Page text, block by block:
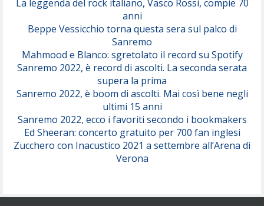
La leggenda del rock italiano, Vasco Rossi, compie 70
anni
Beppe Vessicchio torna questa sera sul palco di
Sanremo
Mahmood e Blanco: sgretolato il record su Spotify
Sanremo 2022, è record di ascolti. La seconda serata
supera la prima
Sanremo 2022, è boom di ascolti. Mai così bene negli
ultimi 15 anni
Sanremo 2022, ecco i favoriti secondo i bookmakers
Ed Sheeran: concerto gratuito per 700 fan inglesi
Zucchero con Inacustico 2021 a settembre all’Arena di
Verona